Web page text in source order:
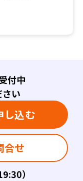
）
付中
い
し込む
合せ